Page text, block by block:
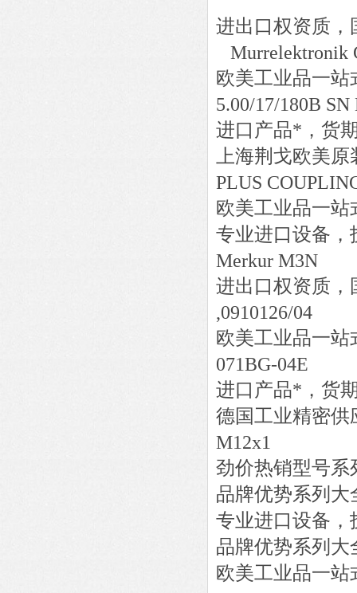
进出口权资质，
Murrelektronik
欧美工业品一
5.00/17/180B
进口产品*，货
上海荆戈欧美
PLUS
欧美工业品一
专业进口设备，
Merkur M3N
进出口权资质，
,0910126/04
欧美工业品一
071BG-04E
进口产品*，货
德国工业精密供
M12x1
劲价热销型号系
品牌优势系列大
专业进口设备，
品牌优势系列大
欧美工业品一